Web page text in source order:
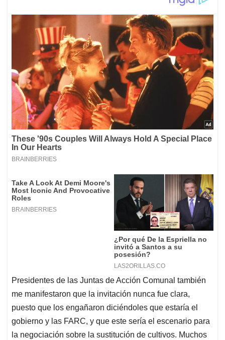
Presidentes de las Juntas de Acción Comunal también
me manifestaron que la invitación nunca fue clara,
puesto que los engañaron diciéndoles que estaría el
gobierno y las FARC, y que este sería el escenario para
la negociación sobre la sustitución de cultivos. Muchos